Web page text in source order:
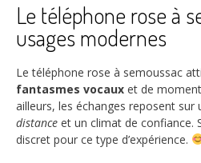
Le téléphone rose à
usages modernes
Le téléphone rose à semoussac
fantasmes vocaux et de
ailleurs, les échanges reposent sur
distance et un climat de confiance.
discret pour ce type d’expérience.